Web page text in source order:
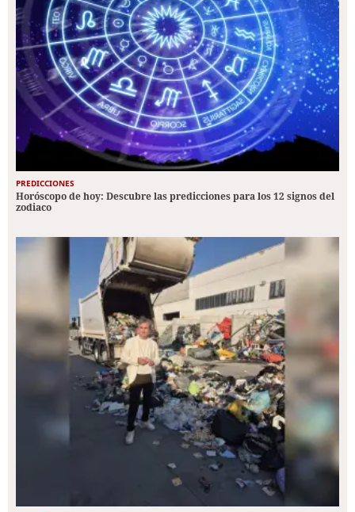
PREDICCIONES
Horóscopo de hoy: Descubre las predicciones para los 12 signos del
zodiaco